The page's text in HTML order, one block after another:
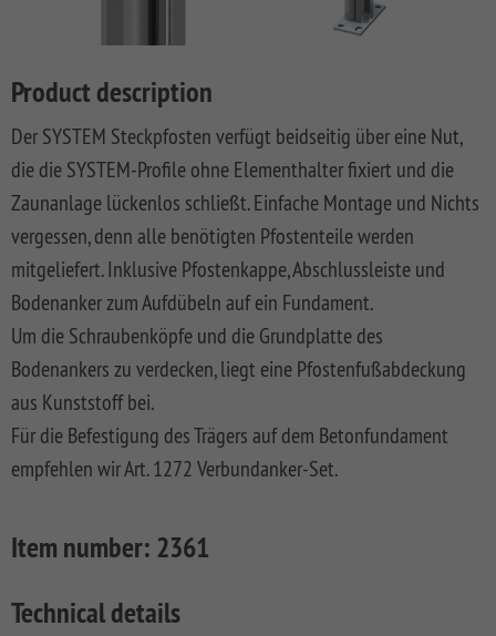
BOARD
SYSTEM
GLAS
SYSTEM
ALU
SYSTEM
PLUS
SYSTEM
RHOMBUS
SYSTEM
WPC
PLATINUM
SYSTEM
SYSTEM
ALU
XL
SYSTEM
ALU
PLUS
SYSTEM
FLOW
WPC
JUMBO
WPC
SYSTEM
NEO
WPC
PLATINUM
SYSTEM
PLATINUM
XL
SYSTEM
WPC
WPC
SYSTEM
Mesh
WEAVE
LÜX
WEAVE
Softwood
Fences,
Coulour
Varnished
Softwood
Fences,
VPI
Wood
Fences
SYSTEM
NEO
HOLZ
RHOMBUS
HOLZ
SYSTEM
HOLZ
CARA
LONGLIFE
CARA
Of
And
Metal
SYSTEM
RHOMBUS
Front
Garden
Fence
SQUADRA
Front
Garden
Fence
AROS
XL
WPC
ALU
Wooden
Front
Garden
Fences
KIBU
Thermo-
Holz
RAJA
Hardwood
WPC
DREAMDECK
WPC
BICOLOR
DREAMDECK
WPC
PLUS
DREAMDECK
Lichtsystem
WPC
Floor
Planks
Planks
Floor
Planks
PRO
Sandboxes
and
Playground
Equipment
Playcenter
And
Swings
Public
Playgrounds
Planters
Pflanzkästen
Rhombus
Planters
WPC
Planters
Softwood
Planters
pressure
impregnated
Wish
list(0)
Videos
Videos
Materialkunde
Aufbauanleitungen
Händlersuche
Händlersuche
Aufbauanleitungen
Product description
Der SYSTEM Steckpfosten verfügt beidseitig über eine Nut,
die die SYSTEM-Profile ohne Elementhalter fixiert und die
Zaunanlage lückenlos schließt. Einfache Montage und Nichts
vergessen, denn alle benötigten Pfostenteile werden
mitgeliefert. Inklusive Pfostenkappe, Abschlussleiste und
Bodenanker zum Aufdübeln auf ein Fundament.
Um die Schraubenköpfe und die Grundplatte des
Bodenankers zu verdecken, liegt eine Pfostenfußabdeckung
aus Kunststoff bei.
Für die Befestigung des Trägers auf dem Betonfundament
empfehlen wir Art. 1272 Verbundanker-Set.
Item number: 2361
Technical details